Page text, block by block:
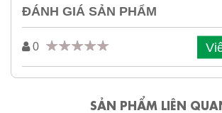
ĐÁNH GIÁ SẢN PHẨM
0
SẢN PHẨM LIÊN